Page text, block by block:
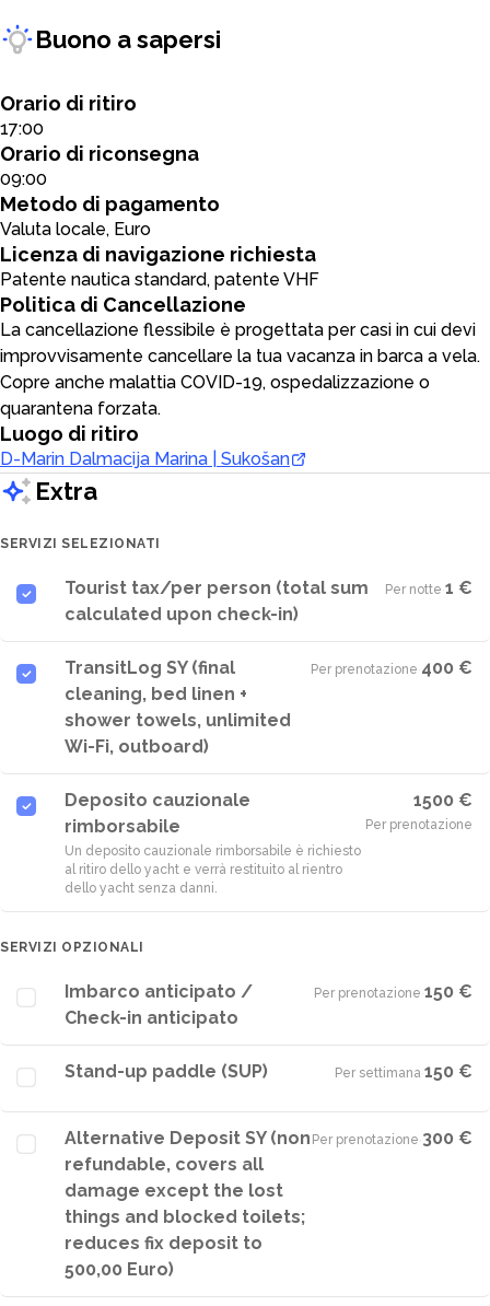
Buono a sapersi
Orario di ritiro
17:00
Orario di riconsegna
09:00
Metodo di pagamento
Valuta locale, Euro
Licenza di navigazione richiesta
Patente nautica standard, patente VHF
Politica di Cancellazione
La cancellazione flessibile è progettata per casi in cui devi
improvvisamente cancellare la tua vacanza in barca a vela.
Copre anche malattia COVID-19, ospedalizzazione o
quarantena forzata.
Luogo di ritiro
D-Marin Dalmacija Marina | Sukošan
Extra
SERVIZI SELEZIONATI
Tourist tax/per person (total sum
calculated upon check-in)
Per notte·1 €
TransitLog SY (final
cleaning, bed linen +
shower towels, unlimited
Wi-Fi, outboard)
Per prenotazione·400 €
Deposito cauzionale
rimborsabile
Un deposito cauzionale rimborsabile è richiesto
al ritiro dello yacht e verrà restituito al rientro
dello yacht senza danni.
1500 €
Per prenotazione
SERVIZI OPZIONALI
Imbarco anticipato /
Check-in anticipato
Per prenotazione·150 €
Stand-up paddle (SUP) Per settimana·150 €
Alternative Deposit SY (non
refundable, covers all
damage except the lost
things and blocked toilets;
reduces fix deposit to
500,00 Euro)
Per prenotazione·300 €